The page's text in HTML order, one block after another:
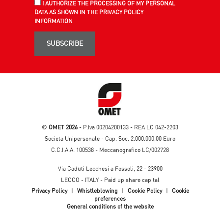
I AUTHORIZE THE PROCESSING OF MY PERSONAL
DATA AS SHOWN IN THE PRIVACY POLICY
INFORMATION
SUBSCRIBE
© OMET 2026 - P.Iva 00204200133 - REA LC 042-2203
Società Unipersonale - Cap. Soc. 2.000.000,00 Euro
C.C.I.A.A. 100538 - Meccanografico LC/002728
Via Caduti Lecchesi a Fossoli, 22 - 23900
LECCO - ITALY - Paid up share capital
Privacy Policy
Whistleblowing Cookie Policy
Cookie
preferences
General conditions of the website